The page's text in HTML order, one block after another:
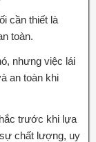
cần thiết là
toàn.
nhưng việc lái
an toàn khi
trước khi lựa
chất lượng, uy